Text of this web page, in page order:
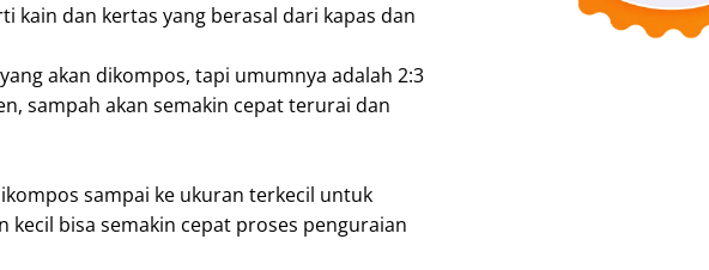
kain dan kertas yang berasal dari kapas dan
akan dikompos, tapi umumnya adalah 2:3
sampah akan semakin cepat terurai dan
sampai ke ukuran terkecil untuk
bisa semakin cepat proses penguraian